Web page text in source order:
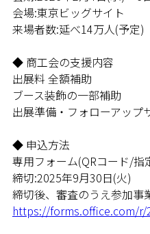
会場:東京ビッグサイト
来場者数:延べ14万人(予定)
◆ 商工会の支援内容
出展料 全額補助
ブース装飾の一部補助
出展準備・フォローアップ
◆ 申込方法
専用フォーム(QRコード/
締切:2025年9月30日(火)
締切後、審査のうえ参加事
https://forms.office.com/r/